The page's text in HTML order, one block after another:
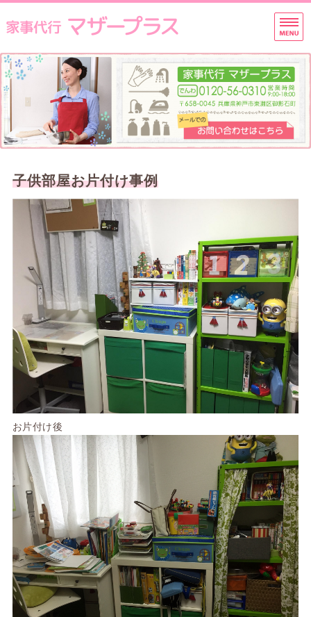
家事代行 マザープラス
ホーム
プラン・料金一覧
サービスの流れ
お問い合わせ
子供部屋お片付け事例
お片付け後